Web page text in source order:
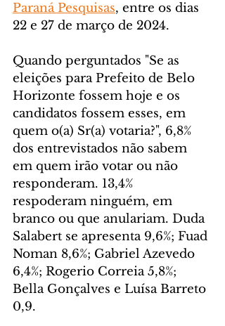
Paraná Pesquisas, entre os dias
22 e 27 de março de 2024.
Quando perguntados "Se as
eleições para Prefeito de Belo
Horizonte fossem hoje e os
candidatos fossem esses, em
quem o(a) Sr(a) votaria?", 6,8%
dos entrevistados não sabem
em quem irão votar ou não
responderam. 13,4%
respoderam ninguém, em
branco ou que anulariam. Duda
Salabert se apresenta 9,6%; Fuad
Noman 8,6%; Gabriel Azevedo
6,4%; Rogerio Correia 5,8%;
Bella Gonçalves e Luísa Barreto
0,9.